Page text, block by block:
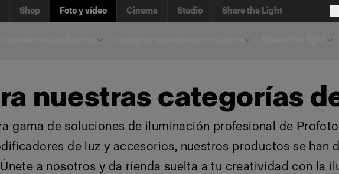
Shop Foto y vídeo Cinema Studio Share the Light
nuestras categorías
gama de soluciones de iluminación profesional de
de luz y accesorios, nuestros productos se han
a nosotros y da rienda suelta a tu creatividad con la